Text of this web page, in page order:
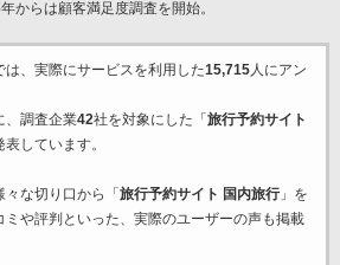
からは顧客満足度調査を開始。
、実際にサービスを利用した15,715人にアン
、調査企業42社を対象にした「 旅行予約サイト
しています。
な切り口から「 旅行予約サイト 国内旅行」を
や評判といった、実際のユーザーの声も掲載